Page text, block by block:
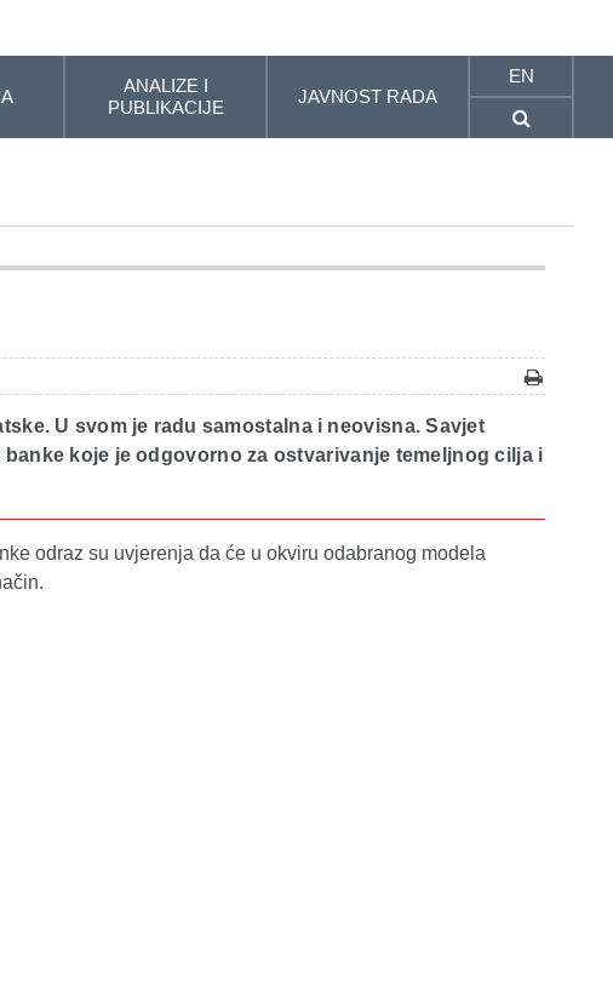
ANALIZE I
PUBLIKACIJE
JAVNOST RADA
EN
U svom je radu samostalna i neovisna. Savjet
koje je odgovorno za ostvarivanje temeljnog cilja i
odraz su uvjerenja da će u okviru odabranog modela